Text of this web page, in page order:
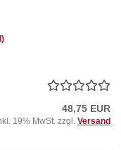
48,75 EUR
19% MwSt. zzgl. Versand